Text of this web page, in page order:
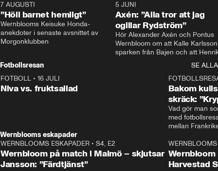
7 AUGUSTI
”Höll barnet hemligt”
Wernblooms Keisuke Honda-
anekdoter i senaste avsnittet av
Morgonklubben
5 JUNI
Axén: ”Alla tror att jag
ogillar Rydström”
Hör Alexander Axén och Pontus
Wernbloom om att Kalle
sparken från Bajen och att
Fotbollsresan
SE ALLA
FOTBOLL • 16 JULI
Niva vs. fruktsallad
Bakom
skräck:
Vad gör man
med
Wernblooms eskapader
WERNBLOOMS ESKAPADER • S4, E2
Wernbloom på match i Malmö – skjutsar
Jansson: ”Färdtjänst”
Harvestad